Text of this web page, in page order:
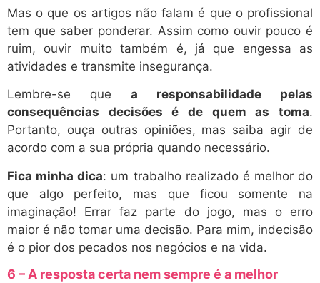
Mas o que os artigos não falam é que o profissional
tem que saber ponderar. Assim como ouvir pouco é
ruim, ouvir muito também é, já que engessa as
atividades e transmite insegurança.
Lembre-se que a responsabilidade pelas
consequências decisões é de quem as toma.
Portanto, ouça outras opiniões, mas saiba agir de
acordo com a sua própria quando necessário.
Fica minha dica: um trabalho realizado é melhor do
que algo perfeito, mas que ficou somente na
imaginação! Errar faz parte do jogo, mas o erro
maior é não tomar uma decisão. Para mim, indecisão
é o pior dos pecados nos negócios e na vida.
6 – A resposta certa nem sempre é a melhor